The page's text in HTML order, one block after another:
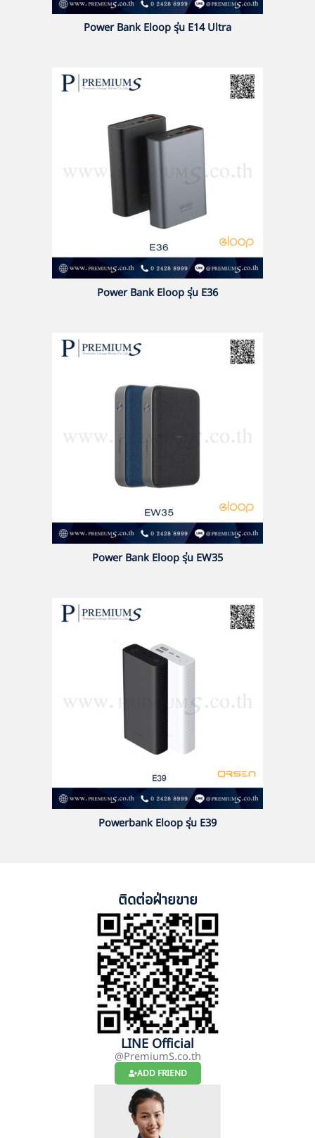
Power Bank Eloop รุ่น E14 Ultra
Power Bank Eloop รุ่น E36
Power Bank Eloop รุ่น EW35
Powerbank Eloop รุ่น E39
ติดต่อฝ่ายขาย
LINE Official
@PremiumS.co.th
ADD FRIEND